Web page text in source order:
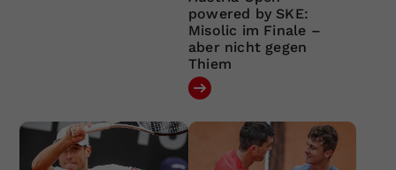
powered by SKE:
Misolic im Finale –
aber nicht gegen
Thiem